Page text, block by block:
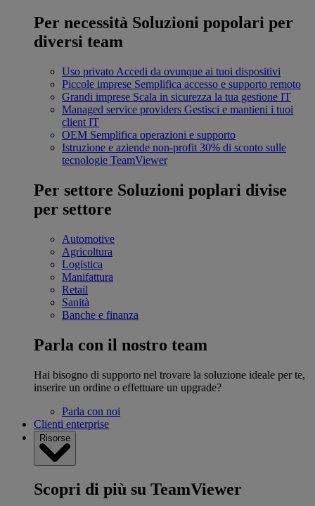
Per necessità Soluzioni popolari per
diversi team
Uso privato Accedi da ovunque ai tuoi dispositivi
Piccole imprese Semplifica accesso e supporto remoto
Grandi imprese Scala in sicurezza la tua gestione IT
Managed service providers Gestisci e mantieni i tuoi
client IT
OEM Semplifica operazioni e supporto
Istruzione e aziende non-profit 30% di sconto sulle
tecnologie TeamViewer
Per settore Soluzioni poplari divise
per settore
Automotive
Agricoltura
Logistica
Manifattura
Retail
Sanità
Banche e finanza
Parla con il nostro team
Hai bisogno di supporto nel trovare la soluzione ideale per te,
inserire un ordine o effettuare un upgrade?
Parla con noi
Clienti enterprise
Risorse
Scopri di più su TeamViewer